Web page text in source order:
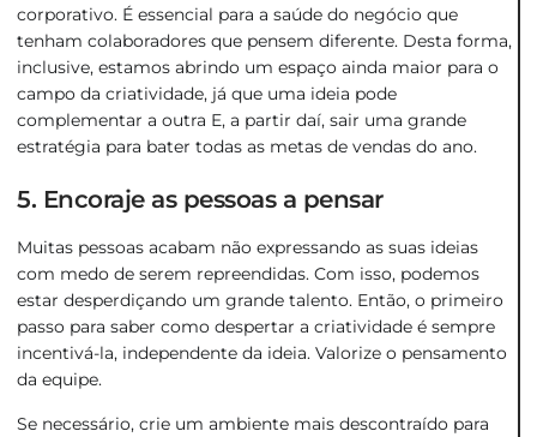
corporativo. É essencial para a saúde do negócio que
tenham colaboradores que pensem diferente. Desta forma,
inclusive, estamos abrindo um espaço ainda maior para o
campo da criatividade, já que uma ideia pode
complementar a outra E, a partir daí, sair uma grande
estratégia para bater todas as metas de vendas do ano.
5. Encoraje as pessoas a pensar
Muitas pessoas acabam não expressando as suas ideias
com medo de serem repreendidas. Com isso, podemos
estar desperdiçando um grande talento. Então, o primeiro
passo para saber como despertar a criatividade é sempre
incentivá-la, independente da ideia. Valorize o pensamento
da equipe.
Se necessário, crie um ambiente mais descontraído para